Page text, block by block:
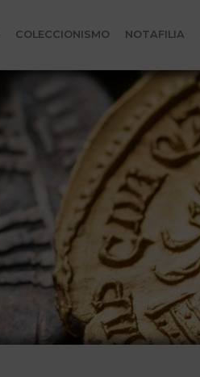
COLECCIONISMO NOTAFILIA